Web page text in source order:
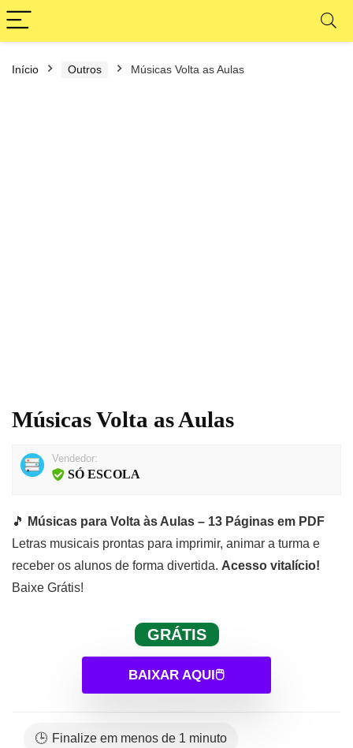
Início Outros Músicas Volta as Aulas
Músicas Volta as Aulas
Vendedor:
SÓ ESCOLA
🎵
Músicas para Volta às Aulas – 13 Páginas em PDF
Letras musicais prontas para imprimir, animar a turma e
receber os alunos de forma divertida. Acesso vitalício!
Baixe Grátis!
GRÁTIS
BAIXAR AQUI🖱️
🕒 Finalize em menos de 1 minuto